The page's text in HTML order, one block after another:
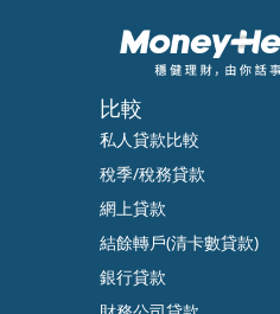
比較
私人貸款比較
稅季/稅務貸款
網上貸款
結餘轉戶(清卡數貸款)
銀行貸款